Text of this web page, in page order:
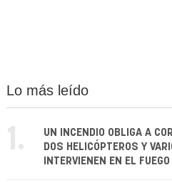
Lo más leído
1.
UN INCENDIO OBLIGA A
DOS HELICÓPTEROS Y
INTERVIENEN EN EL FUEGO